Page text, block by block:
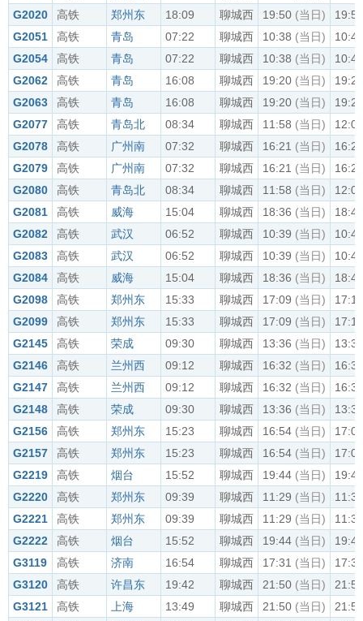
G2020
高铁 郑州东 18:09 聊城西 19:50 (当日)
19:52
G2051
高铁 青岛 07:22 聊城西 10:38 (当日)
10:40
G2054
高铁 青岛 07:22 聊城西 10:38 (当日)
10:40
G2062
高铁 青岛 16:08 聊城西 19:20 (当日)
19:22
G2063
高铁 青岛 16:08 聊城西 19:20 (当日)
19:22
G2077
高铁 青岛北 08:34 聊城西 11:58 (当日)
12:00
G2078
高铁 广州南 07:32 聊城西 16:21 (当日)
16:24
G2079
高铁 广州南 07:32 聊城西 16:21 (当日)
16:24
G2080
高铁 青岛北 08:34 聊城西 11:58 (当日)
12:00
G2081
高铁 威海 15:04 聊城西 18:36 (当日)
18:40
G2082
高铁 武汉 06:52 聊城西 10:39 (当日)
10:42
G2083
高铁 武汉 06:52 聊城西 10:39 (当日)
10:42
G2084
高铁 威海 15:04 聊城西 18:36 (当日)
18:40
G2098
高铁 郑州东 15:33 聊城西 17:09 (当日)
17:11
G2099
高铁 郑州东 15:33 聊城西 17:09 (当日)
17:11
G2145
高铁 荣成 09:30 聊城西 13:36 (当日)
13:38
G2146
高铁 兰州西 09:12 聊城西 16:32 (当日)
16:35
G2147
高铁 兰州西 09:12 聊城西 16:32 (当日)
16:35
G2148
高铁 荣成 09:30 聊城西 13:36 (当日)
13:38
G2156
高铁 郑州东 15:23 聊城西 16:54 (当日)
17:00
G2157
高铁 郑州东 15:23 聊城西 16:54 (当日)
17:00
G2219
高铁 烟台 15:52 聊城西 19:44 (当日)
19:47
G2220
高铁 郑州东 09:39 聊城西 11:29 (当日)
11:38
G2221
高铁 郑州东 09:39 聊城西 11:29 (当日)
11:38
G2222
高铁 烟台 15:52 聊城西 19:44 (当日)
19:47
G3119
高铁 济南 16:54 聊城西 17:31 (当日)
17:33
G3120
高铁 许昌东 19:42 聊城西 21:50 (当日)
21:54
G3121
高铁 上海 13:49 聊城西 21:50 (当日)
21:54